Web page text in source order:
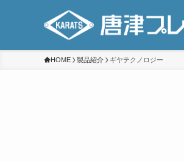
HOME 製品紹介 ギヤテクノロジー